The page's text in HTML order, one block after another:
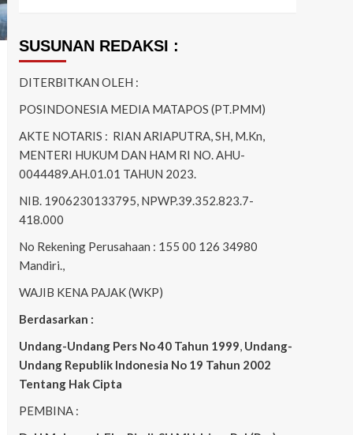
SUSUNAN REDAKSI :
DITERBITKAN OLEH :
POSINDONESIA MEDIA MATAPOS (PT.PMM)
AKTE NOTARIS : RIAN ARIAPUTRA, SH, M.Kn,
MENTERI HUKUM DAN HAM RI NO. AHU-
0044489.AH.01.01 TAHUN 2023.
NIB. 1906230133795, NPWP.39.352.823.7-
418.000
No Rekening Perusahaan : 155 00 126 34980
Mandiri.,
WAJIB KENA PAJAK (WKP)
Berdasarkan :
Undang-Undang Pers No 40 Tahun 1999, Undang-
Undang Republik Indonesia No 19 Tahun 2002
Tentang Hak Cipta
PEMBINA :